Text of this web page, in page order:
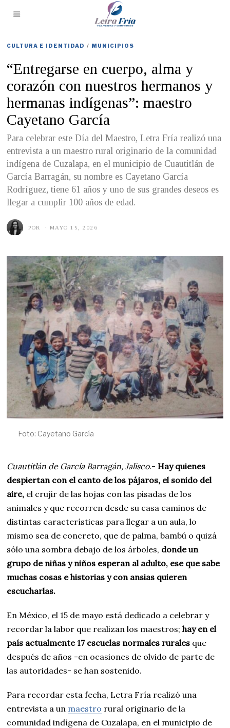
CULTURA E IDENTIDAD / MUNICIPIOS
“Entregarse en cuerpo, alma y
corazón con nuestros hermanos y
hermanas indígenas”: maestro
Cayetano García
Para celebrar este Día del Maestro, Letra Fría realizó una
entrevista a un maestro rural originario de la comunidad
indígena de Cuzalapa, en el municipio de Cuautitlán de
García Barragán, su nombre es Cayetano García
Rodríguez, tiene 61 años y uno de sus grandes deseos es
llegar a cumplir 100 años de edad.
POR MAYO 15, 2026
1
5
,
0
2
6
Foto: Cayetano García
Cuautitlán de García Barragán, Jalisco.- Hay quienes
despiertan con el canto de los pájaros, el sonido del
aire, el crujir de las hojas con las pisadas de los
animales y que recorren desde su casa caminos de
distintas características para llegar a un aula, lo
mismo sea de concreto, que de palma, bambú o quizá
sólo una sombra debajo de los árboles, donde un
grupo de niñas y niños esperan al adulto, ese que sabe
muchas cosas e historias y con ansias quieren
escucharlas.
En México, el 15 de mayo está dedicado a celebrar y
recordar la labor que realizan los maestros;hay en el
país actualmente 17 escuelas normales rurales que
después de años -en ocasiones de olvido de parte de
las autoridades- se han sostenido.
Para recordar esta fecha, Letra Fría realizó una
entrevista a un maestro rural originario de la
comunidad indígena de Cuzalapa, en el municipio de